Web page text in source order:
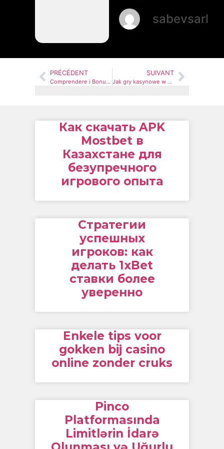
sabevsarl
PRÉCÉDENT
Comprendere i Bonus Offerti dai Provider di Casino Non AAMS
SUIVANT
Jak gry kasynowe w kasynie Vox działają na prawdziwe pieniądze: Poradnik
Как скачать APK
Mostbet в
Казахстане для
безупречного
игрового опыта
Стратегии
успешных
игроков: как
делать 1xBet
ставки более
уверенно
Enkele tips voor
gokken bij casino
online zonder cruks
Pinco
Platformasında
Limitlərin İdarə